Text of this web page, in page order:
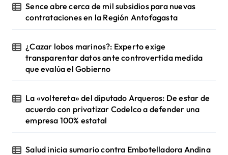
Sence abre cerca de mil subsidios para nuevas
contrataciones en la Región Antofagasta
¿Cazar lobos marinos?: Experto exige
transparentar datos ante controvertida medida
que evalúa el Gobierno
La «voltereta» del diputado Arqueros: De estar de
acuerdo con privatizar Codelco a defender una
empresa 100% estatal
Salud inicia sumario contra Embotelladora Andina